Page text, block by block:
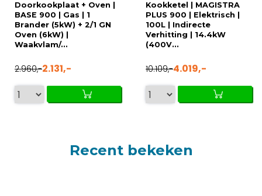
Doorkookplaat + Oven |
BASE 900 | Gas | 1
Brander (5kW) + 2/1 GN
Oven (6kW) |
Waakvlam/...
2.960,-2.131,-
Kookketel | MAGISTRA
PLUS 900 | Elektrisch |
100L | Indirecte
Verhitting | 14.4kW
(400V...
10.109,-4.019,-
Recent bekeken